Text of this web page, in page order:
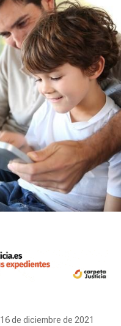
16 de diciembre de 2021